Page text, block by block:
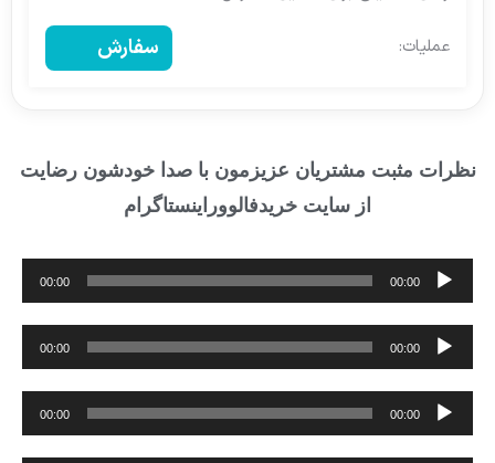
سفارش
نظرات مثبت مشتریان عزیزمون با صدا خودشون رضایت
از سایت خریدفالووراینستاگرام
پخش‌کننده
صوت
00:00
00:00
پخش‌کننده
صوت
00:00
00:00
پخش‌کننده
صوت
00:00
00:00